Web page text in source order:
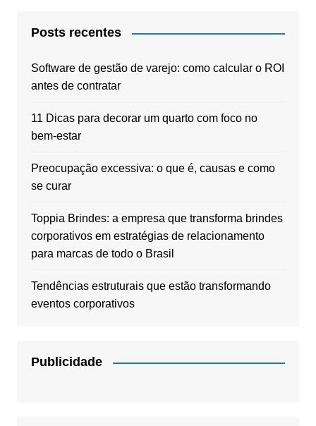
Posts recentes
Software de gestão de varejo: como calcular o ROI
antes de contratar
11 Dicas para decorar um quarto com foco no
bem-estar
Preocupação excessiva: o que é, causas e como
se curar
Toppia Brindes: a empresa que transforma brindes
corporativos em estratégias de relacionamento
para marcas de todo o Brasil
Tendências estruturais que estão transformando
eventos corporativos
Publicidade